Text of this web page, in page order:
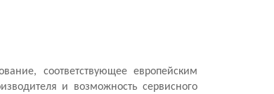
соответствующее европейским
и возможность сервисного